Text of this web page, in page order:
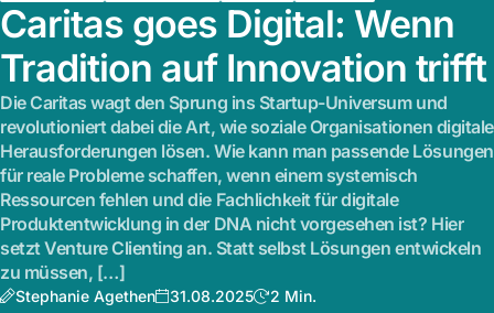
Caritas goes Digital: Wenn
Tradition auf Innovation trifft
Die Caritas wagt den Sprung ins Startup-Universum und
revolutioniert dabei die Art, wie soziale Organisationen digitale
Herausforderungen lösen. Wie kann man passende Lösungen
für reale Probleme schaffen, wenn einem systemisch
Ressourcen fehlen und die Fachlichkeit für digitale
Produktentwicklung in der DNA nicht vorgesehen ist? Hier
setzt Venture Clienting an. Statt selbst Lösungen entwickeln
zu müssen, […]
Stephanie Agethen 31.08.2025 2 Min.